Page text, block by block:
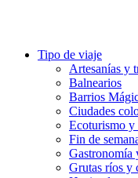
Tipo de viaje
Artesanías y
Balnearios
Barrios
Ciudades
Ecoturismo y
Fin de
Gastronomía
Grutas ríos y